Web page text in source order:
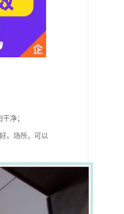
净；
。场所，可以